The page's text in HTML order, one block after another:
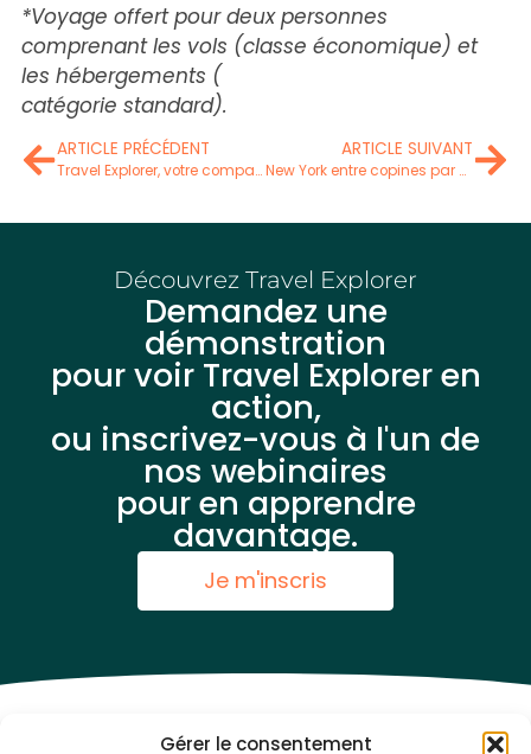
Gérer le consentement
*Voyage offert pour deux personnes
comprenant les vols (classe économique) et
les hébergements (
catégorie standard).
ARTICLE PRÉCÉDENT
Travel Explorer, votre compagnon de voyage sur mesure
ARTICLE SUIVANT
New York entre copines par Olivia Medeiros
Découvrez Travel Explorer
Demandez une
démonstration
pour voir Travel Explorer en
action,
ou inscrivez-vous à l'un de
nos webinaires
pour en apprendre
davantage.
Je m'inscris